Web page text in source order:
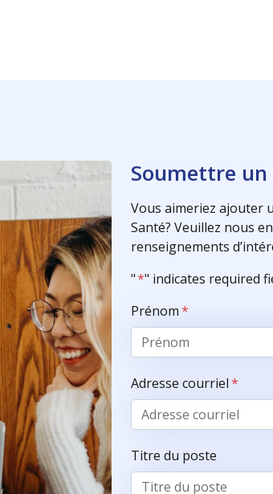
Soumettre
Vous aimeriez ajouter
Santé? Veuillez nous
renseignements
"*" indicates required
Prénom*
Adresse courriel*
Titre du poste